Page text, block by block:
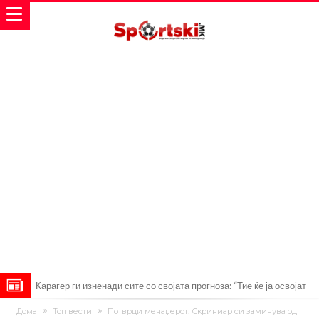
Карагер ги изненади сите со својата прогноза: “Тие ќе ја освојат
Премиер лигата, а причината е едноставна”
Родри ги отвори вратите за трансфер во Барселона, Реал Мадрид
Дома Топ вести
Потврди менаџерот: Скриниар си заминува од